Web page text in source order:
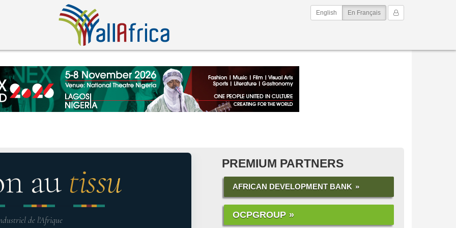
Mon Compte
English En Français(current)
au tissu
de l'Afrique
PREMIUM PARTNERS
AFRICAN DEVELOPMENT BANK
OCPGROUP